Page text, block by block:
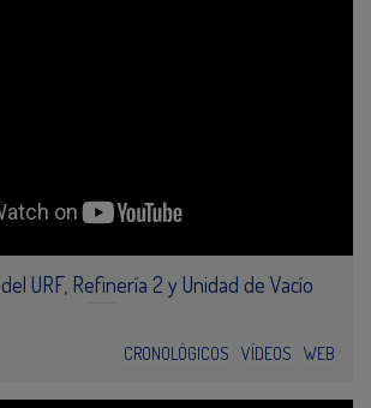
URF, Refinería 2 y Unidad de Vacío
CRONOLÓGICOS VÍDEOS WEB